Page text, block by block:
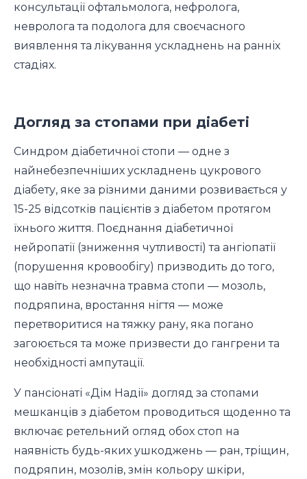
консультації офтальмолога, нефролога,
невролога та подолога для своєчасного
виявлення та лікування ускладнень на ранніх
стадіях.
Догляд за стопами при діабеті
Синдром діабетичної стопи — одне з
найнебезпечніших ускладнень цукрового
діабету, яке за різними даними розвивається у
15-25 відсотків пацієнтів з діабетом протягом
їхнього життя. Поєднання діабетичної
нейропатії (зниження чутливості) та ангіопатії
(порушення кровообігу) призводить до того,
що навіть незначна травма стопи — мозоль,
подряпина, вростання нігтя — може
перетворитися на тяжку рану, яка погано
загоюється та може призвести до гангрени та
необхідності ампутації.
У пансіонаті «Дім Надії» догляд за стопами
мешканців з діабетом проводиться щоденно та
включає ретельний огляд обох стоп на
наявність будь-яких ушкоджень — ран, тріщин,
подряпин, мозолів, змін кольору шкіри,